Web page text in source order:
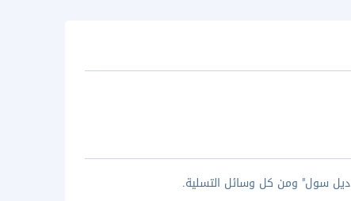
ديل سول" ومن كل وسائل التسلية.